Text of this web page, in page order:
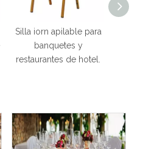
Silla iorn apilable para
banquetes y
restaurantes de hotel.